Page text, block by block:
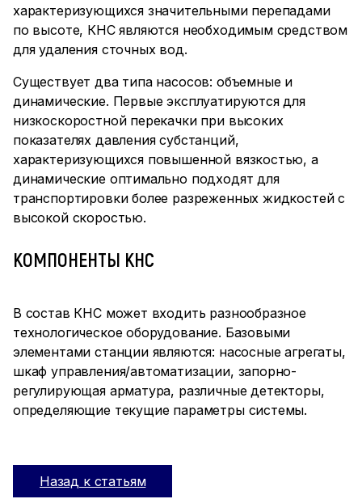
характеризующихся значительными перепадами
по высоте, КНС являются необходимым средством
для удаления сточных вод.
Существует два типа насосов: объемные и
динамические. Первые эксплуатируются для
низкоскоростной перекачки при высоких
показателях давления субстанций,
характеризующихся повышенной вязкостью, а
динамические оптимально подходят для
транспортировки более разреженных жидкостей с
высокой скоростью.
КОМПОНЕНТЫ КНС
В состав КНС может входить разнообразное
технологическое оборудование. Базовыми
элементами станции являются: насосные агрегаты,
шкаф управления/автоматизации, запорно-
регулирующая арматура, различные детекторы,
определяющие текущие параметры системы.
Назад к статьям